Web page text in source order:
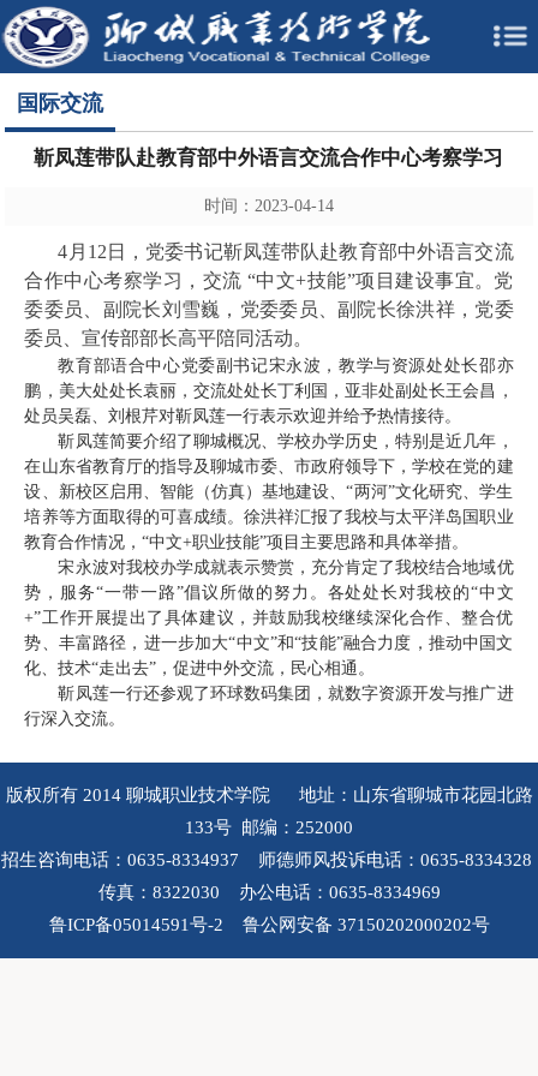
国际交流
靳凤莲带队赴教育部中外语言交流合作中心考察学习
时间：2023-04-14
4月12日，党委书记靳凤莲带队赴教育部中外语言交流
合作中心考察学习，交流 “中文+技能”项目建设事宜。党
委委员、副院长刘雪巍，党委委员、副院长徐洪祥，党委
委员、宣传部部长高平陪同活动。
教育部语合中心党委副书记宋永波，教学与资源处处长邵亦
鹏，美大处处长袁丽，交流处处长丁利国，亚非处副处长王会昌，
处员吴磊、刘根芹对靳凤莲一行表示欢迎并给予热情接待。
靳凤莲简要介绍了聊城概况、学校办学历史，特别是近几年，
在山东省教育厅的指导及聊城市委、市政府领导下，学校在党的建
设、新校区启用、智能（仿真）基地建设、“两河”文化研究、学生
培养等方面取得的可喜成绩。徐洪祥汇报了我校与太平洋岛国职业
教育合作情况，“中文+职业技能”项目主要思路和具体举措。
宋永波对我校办学成就表示赞赏，充分肯定了我校结合地域优
势，服务“一带一路”倡议所做的努力。各处处长对我校的“中文
+”工作开展提出了具体建议，并鼓励我校继续深化合作、整合优
势、丰富路径，进一步加大“中文”和“技能”融合力度，推动中国文
化、技术“走出去”，促进中外交流，民心相通。
靳凤莲一行还参观了环球数码集团，就数字资源开发与推广进
行深入交流。
版权所有 2014 聊城职业技术学院 地址：山东省聊城市花园北路
133号 邮编：252000
招生咨询电话：0635-8334937 师德师风投诉电话：0635-8334328
传真：8322030 办公电话：0635-8334969
鲁ICP备05014591号-2 鲁公网安备 37150202000202号